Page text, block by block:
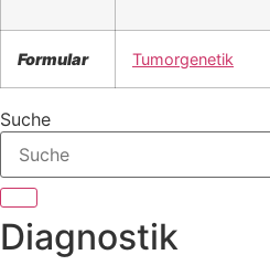
Formular Tumorgenetik
Suche
Diagnostik